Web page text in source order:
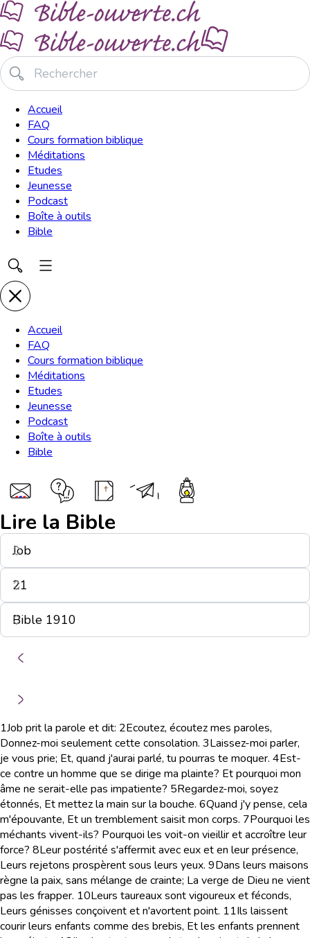
Accueil
FAQ
Cours formation biblique
Méditations
Etudes
Jeunesse
Podcast
Boîte à outils
Bible
Accueil
FAQ
Cours formation biblique
Méditations
Etudes
Jeunesse
Podcast
Boîte à outils
Bible
Lire la Bible
1Job prit la parole et dit: 2Ecoutez, écoutez mes paroles,
Donnez-moi seulement cette consolation. 3Laissez-moi parler,
je vous prie; Et, quand j'aurai parlé, tu pourras te moquer. 4Est-
ce contre un homme que se dirige ma plainte? Et pourquoi mon
âme ne serait-elle pas impatiente? 5Regardez-moi, soyez
étonnés, Et mettez la main sur la bouche. 6Quand j'y pense, cela
m'épouvante, Et un tremblement saisit mon corps. 7Pourquoi les
méchants vivent-ils? Pourquoi les voit-on vieillir et accroître leur
force? 8Leur postérité s'affermit avec eux et en leur présence,
Leurs rejetons prospèrent sous leurs yeux. 9Dans leurs maisons
règne la paix, sans mélange de crainte; La verge de Dieu ne vient
pas les frapper. 10Leurs taureaux sont vigoureux et féconds,
Leurs génisses conçoivent et n'avortent point. 11Ils laissent
courir leurs enfants comme des brebis, Et les enfants prennent